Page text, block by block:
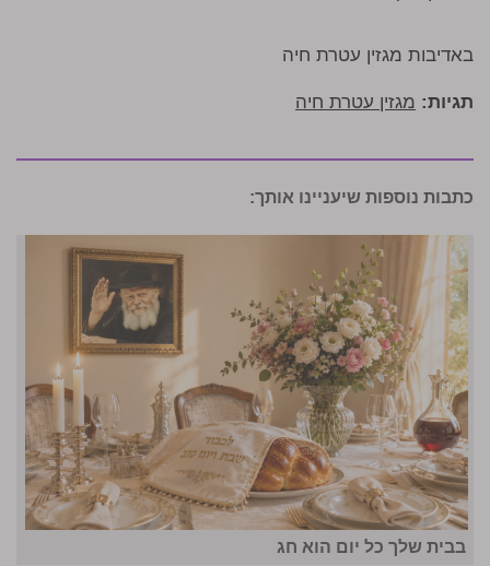
באדיבות מגזין עטרת חיה
תגיות: מגזין עטרת חיה
כתבות נוספות שיעניינו אותך:
בבית שלך כל יום הוא חג